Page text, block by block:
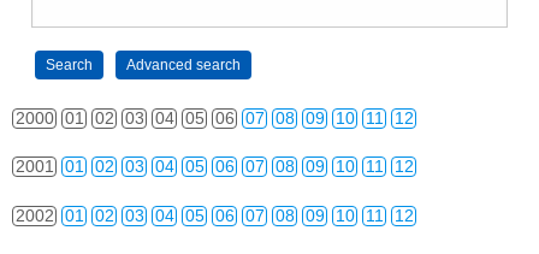
2000 01 02 03 04 05 06 07 08 09 10 11 12
2001 01 02 03 04 05 06 07 08 09 10 11 12
2002 01 02 03 04 05 06 07 08 09 10 11 12